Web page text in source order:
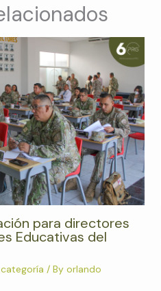
para directores
Educativas del
/ By orlando